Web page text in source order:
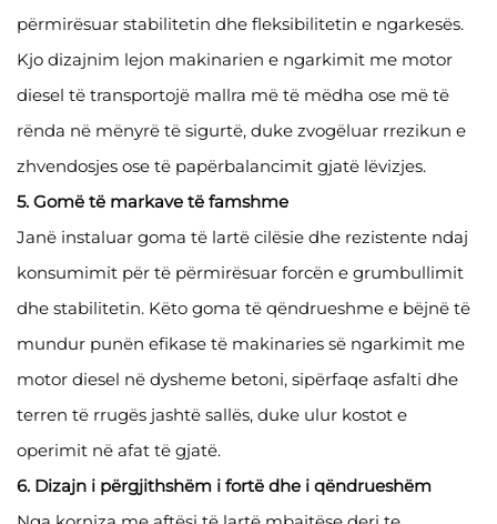
përmirësuar stabilitetin dhe fleksibilitetin e ngarkesës.
Kjo dizajnim lejon makinarien e ngarkimit me motor
diesel të transportojë mallra më të mëdha ose më të
rënda në mënyrë të sigurtë, duke zvogëluar rrezikun e
zhvendosjes ose të papërbalancimit gjatë lëvizjes.
5. Gomë të markave të famshme
Janë instaluar goma të lartë cilësie dhe rezistente ndaj
konsumimit për të përmirësuar forcën e grumbullimit
dhe stabilitetin. Këto goma të qëndrueshme e bëjnë të
mundur punën efikase të makinaries së ngarkimit me
motor diesel në dysheme betoni, sipërfaqe asfalti dhe
terren të rrugës jashtë sallës, duke ulur kostot e
operimit në afat të gjatë.
6. Dizajn i përgjithshëm i fortë dhe i qëndrueshëm